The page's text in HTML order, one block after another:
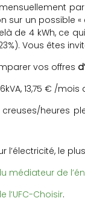
sur un possible
de 4 kWh, ce
Vous êtes
vos offres
13,75 € /mois
heures
l’électricité, le
médiateur de
l’UFC-Choisir.